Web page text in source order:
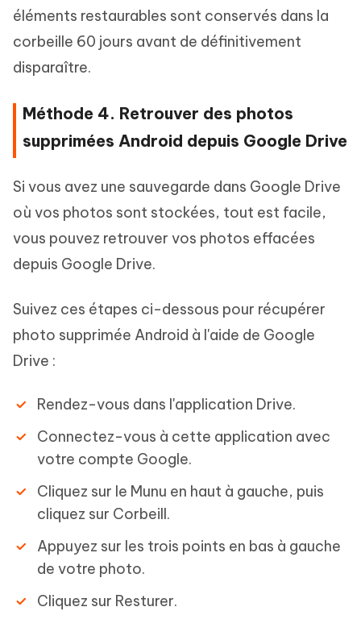
éléments restaurables sont conservés dans la
corbeille 60 jours avant de définitivement
disparaître.
Méthode 4. Retrouver des photos
supprimées Android depuis Google Drive
Si vous avez une sauvegarde dans Google Drive
où vos photos sont stockées, tout est facile,
vous pouvez retrouver vos photos effacées
depuis Google Drive.
Suivez ces étapes ci-dessous pour récupérer
photo supprimée Android à l'aide de Google
Drive :
Rendez-vous dans l'application Drive.
Connectez-vous à cette application avec
votre compte Google.
Cliquez sur le Munu en haut à gauche, puis
cliquez sur Corbeill.
Appuyez sur les trois points en bas à gauche
de votre photo.
Cliquez sur Resturer.